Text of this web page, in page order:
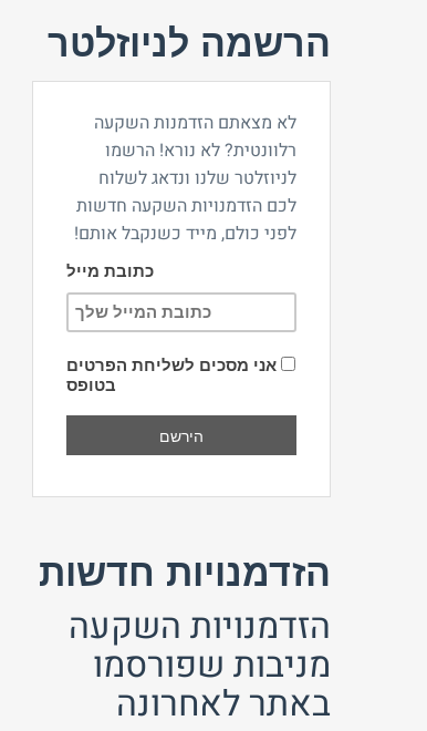
הרשמה לניוזלטר
לא מצאתם הזדמנות השקעה
רלוונטית? לא נורא! הרשמו
לניוזלטר שלנו ונדאג לשלוח
לכם הזדמנויות השקעה חדשות
לפני כולם, מייד כשנקבל אותם!
כתובת מייל
אני מסכים לשליחת הפרטים
בטופס
הזדמנויות חדשות
הזדמנויות השקעה
מניבות שפורסמו
באתר לאחרונה